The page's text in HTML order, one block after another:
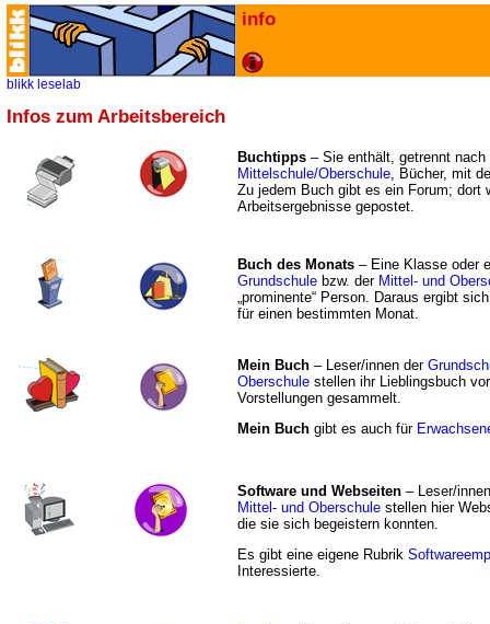
info
blikk leselab
Infos zum Arbeitsbereich
Buchtipps – Sie enthält, getrennt nach
Mittelschule/Oberschule, Bücher, mit
Zu jedem Buch gibt es ein Forum; dort
Arbeitsergebnisse gepostet.
Buch des Monats – Eine Klasse oder
Grundschule bzw. derMittel- und
„prominente“ Person. Daraus ergibt
für einen bestimmten Monat.
Mein Buch – Leser/innen der
Oberschule stellen ihr Lieblingsbuch
Vorstellungen gesammelt.
Mein Buch gibt es auch für
Software und Webseiten – Leser/
Mittel- und Oberschule stellen hier
die sie sich begeistern konnten.
Es gibt eine eigene Rubrik
Interessierte.